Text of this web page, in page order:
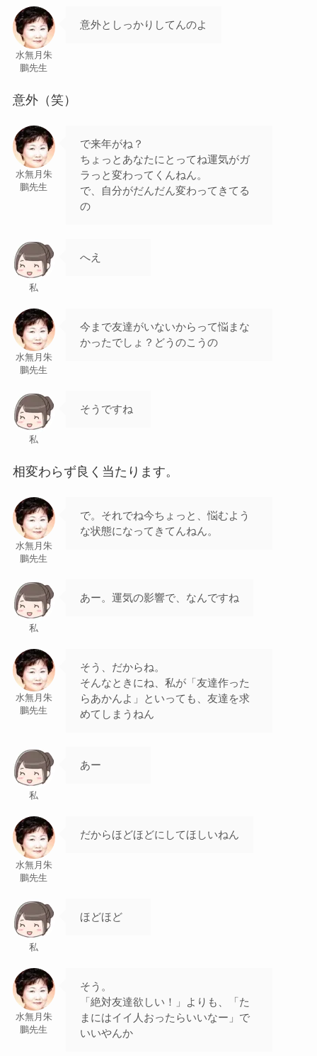
水無月朱
鵬先生
意外としっかりしてんのよ
意外（笑）
水無月朱
鵬先生
で来年がね？
ちょっとあなたにとってね運気がガ
ラっと変わってくんねん。
で、自分がだんだん変わってきてる
の
私
へえ
水無月朱
鵬先生
今まで友達がいないからって悩まな
かったでしょ？どうのこうの
私
そうですね
相変わらず良く当たります。
水無月朱
鵬先生
で。それでね今ちょっと、悩むよう
な状態になってきてんねん。
私
あー。運気の影響で、なんですね
水無月朱
鵬先生
そう、だからね。
そんなときにね、私が「友達作った
らあかんよ」といっても、友達を求
めてしまうねん
私
あー
水無月朱
鵬先生
だからほどほどにしてほしいねん
私
ほどほど
水無月朱
鵬先生
そう。
「絶対友達欲しい！」よりも、「た
まにはイイ人おったらいいなー」で
いいやんか